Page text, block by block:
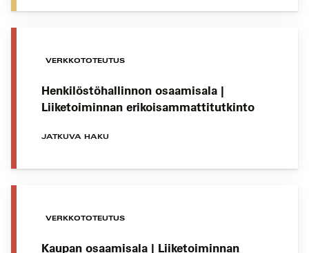
VERKKOTOTEUTUS
Henkilöstöhallinnon osaamisala |
Liiketoiminnan erikoisammattitutkinto
JATKUVA HAKU
VERKKOTOTEUTUS
Kaupan osaamisala | Liiketoiminnan